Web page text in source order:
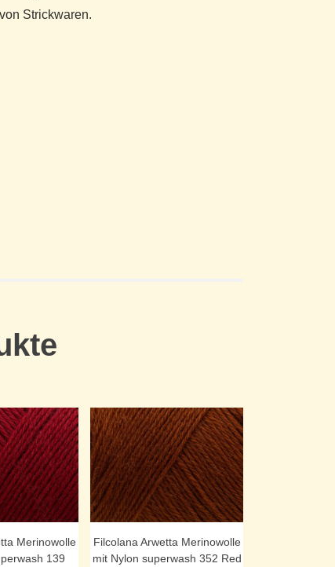
Strickwaren.
Merinowolle
139
Filcolana Arwetta Merinowolle
mit Nylon superwash 352 Red